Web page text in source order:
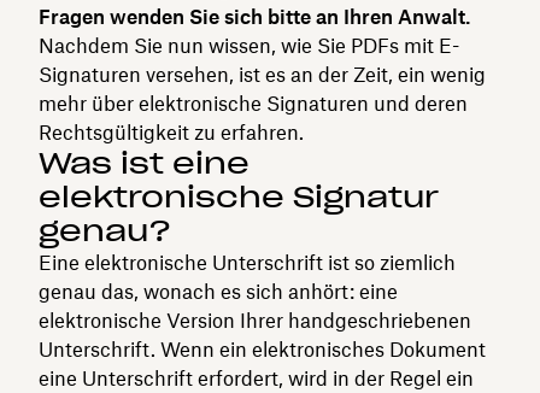
Fragen wenden Sie sich bitte an Ihren Anwalt.
Nachdem Sie nun wissen, wie Sie PDFs mit E-
Signaturen versehen, ist es an der Zeit, ein wenig
mehr über elektronische Signaturen und deren
Rechtsgültigkeit zu erfahren.
Was ist eine
elektronische Signatur
genau?
Eine elektronische Unterschrift ist so ziemlich
genau das, wonach es sich anhört: eine
elektronische Version Ihrer handgeschriebenen
Unterschrift. Wenn ein elektronisches Dokument
eine Unterschrift erfordert, wird in der Regel ein